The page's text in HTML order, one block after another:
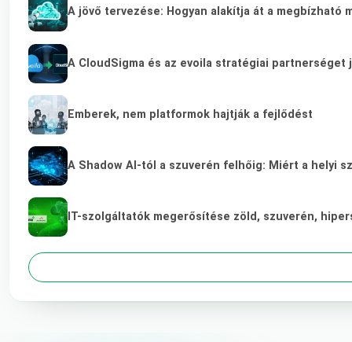
A jövő tervezése: Hogyan alakítja át a
A CloudSigma és az evoila stratégiai
Emberek, nem platformok hajtják a fejlődést
A Shadow AI-tól a szuverén felhőig: Miért a helyi
IT-szolgáltatók megerősítése zöld, szuverén,